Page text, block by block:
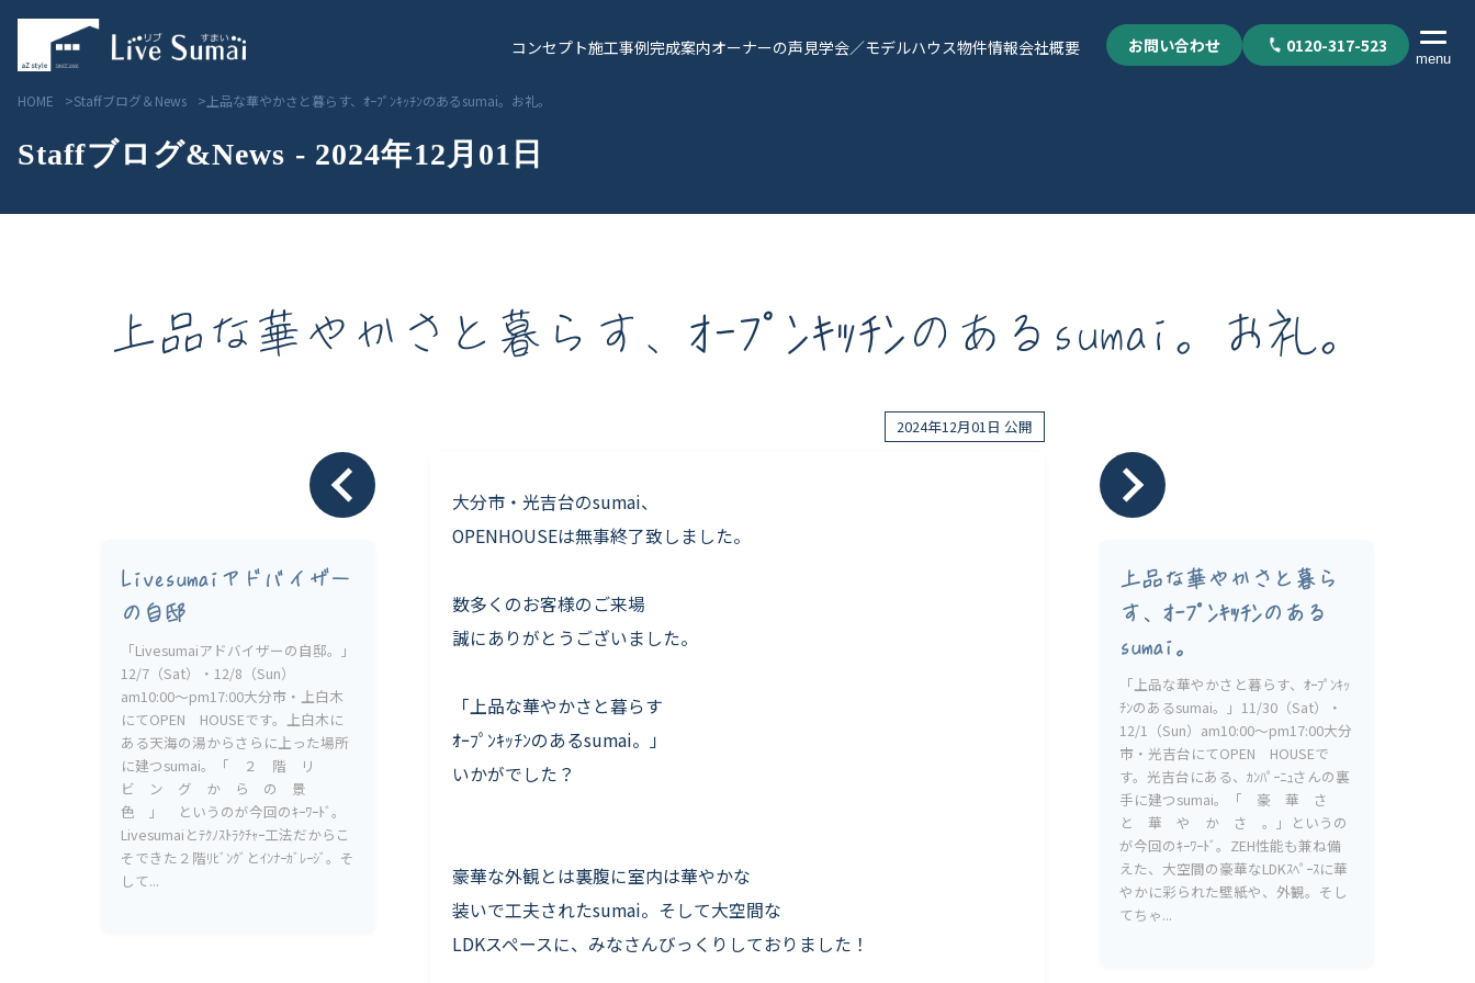
コンセプト施工事例完成案内オーナーの声見学会／モデルハウス物件情報会社概要 お問い合わせ 0120-317-523
menu
よくいただくご質問
お役立ちコラム
個人情報保護方針
HOME Staffブログ＆News 上品な華やかさと暮らす、ｵｰﾌﾟﾝｷｯﾁﾝのあるsumai。お礼。
Staffブログ&News - 2024年12月01日
上品な華やかさと暮らす、ｵｰﾌﾟﾝｷｯﾁﾝのあるsumai。お礼。
2024年12月01日 公開
大分市・光吉台のsumai、
OPENHOUSEは無事終了致しました。
数多くのお客様のご来場
誠にありがとうございました。
「上品な華やかさと暮らす
ｵｰﾌﾟﾝｷｯﾁﾝのあるsumai。」
いかがでした？
豪華な外観とは裏腹に室内は華やかな
装いで工夫されたsumai。そして大空間な
LDKスペースに、みなさんびっくりしておりました！
Livesumaiアドバイザー
の自邸
「Livesumaiアドバイザーの自邸。」
12/7（Sat）・12/8（Sun）
am10:00〜pm17:00大分市・上白木
にてOPEN HOUSEです。上白木に
ある天海の湯からさらに上った場所
に建つsumai。「 ２ 階 リ
ビ ン グ か ら の 景
色 」 というのが今回のｷｰﾜｰﾄﾞ。
Livesumaiとﾃｸﾉｽﾄﾗｸﾁｬｰ工法だからこ
そできた２階ﾘﾋﾞﾝｸﾞとｲﾝﾅｰｶﾞﾚｰｼﾞ。そ
して...
上品な華やかさと暮ら
す、ｵｰﾌﾟﾝｷｯﾁﾝのある
sumai。
「上品な華やかさと暮らす、ｵｰﾌﾟﾝｷｯ
ﾁﾝのあるsumai。」11/30（Sat）・
12/1（Sun）am10:00〜pm17:00大分
市・光吉台にてOPEN HOUSEで
す。光吉台にある、ｶﾝﾊﾟｰﾆｭさんの裏
手に建つsumai。「 豪 華 さ
と 華 や か さ 。」というの
が今回のｷｰﾜｰﾄﾞ。ZEH性能も兼ね備
えた、大空間の豪華なLDKｽﾍﾟｰｽに華
やかに彩られた壁紙や、外観。そし
てちゃ...